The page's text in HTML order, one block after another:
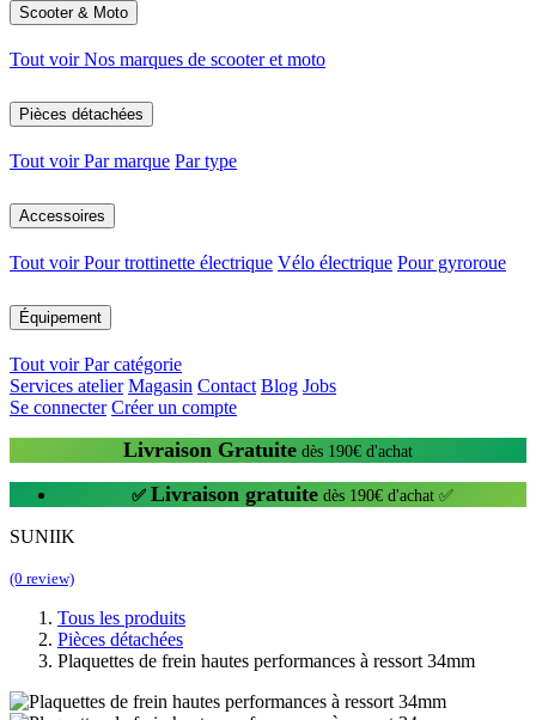
Scooter & Moto
Tout voirNos marques de scooter et moto
Pièces détachées
Tout voirPar marque Par type
Accessoires
Tout voirPour trottinette électrique Vélo électrique Pour gyroroue
Équipement
Tout voirPar catégorie
Services atelier Magasin Contact Blog Jobs
Se connecter Créer un compte
Livraison Gratuite dès 190€ d'achat
✅ Livraison gratuite dès 190€ d'achat ✅
SUNIIK
(0 review)
Tous les produits
Pièces détachées
Plaquettes de frein hautes performances à ressort 34mm